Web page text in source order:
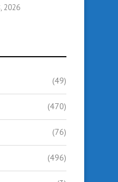
Pihak Bersinergi
2026
(49)
(470)
(76)
(496)